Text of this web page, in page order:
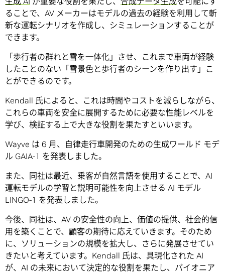
ることで、AV メーカーはモデルの過去の経験を利用して斬
新な運転シナリオを作成し、シミュレーションすることが
できます。
「歩行者の群れと雪を一体化」させ、これまで車両が経験
したことのない「雪景色と歩行者のシーンを作り出す」こ
とができるのです。
Kendall 氏によると、これは時間やコストを減らしながら、
これらの車両を安全に展開するために必要な性能レベルを
学び、検証する上で大きな役割を果たすといいます。
Wayve は 6 月、自律走行車開発のための生成ワールド モデ
ル GAIA-1 を発表しました。
また、同社は最近、乗客が自然言語を使用することで、AI
運転モデルの学習と説明可能性を向上させる AI モデル
LINGO-1 を発表しました。
今後、同社は、AV の安全性の向上、価値の提供、社会的信
用を築くことで、顧客の期待に応えていきます。そのため
に、ソリューションの規模を拡大し、さらに発展させてい
きたいと考えています。Kendall 氏は、具現化された AI
が、AI の未来において決定的な役割を果たし、パイオニア